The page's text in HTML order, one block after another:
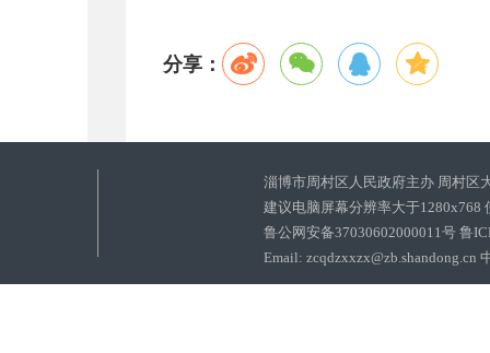
分享：
淄博市周村区人民政府主办 周村区
建议电脑屏幕分辨率大于1280x768
鲁公网安备37030602000011号 鲁
Email: zcqdzxxzx@zb.shandong.cn